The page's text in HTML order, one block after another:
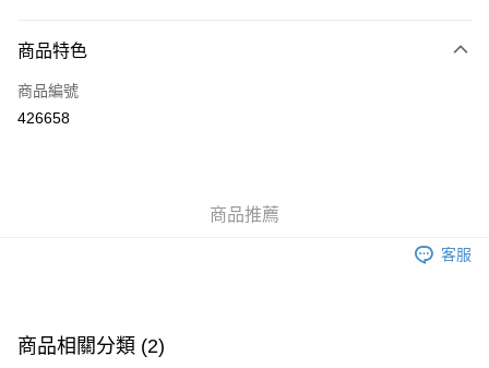
信用卡
AlipayHK
每筆HK$40.00，滿HK$500.00或以上免運費
付款後順豐合作便利店
每筆HK$40.00，滿HK$500.00或以上免運費
商品特色
商品編號
426658
商品推薦
客服
商品相關分類 (2)